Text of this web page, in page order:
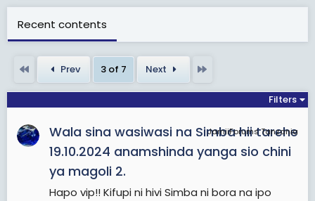
Recent contents
Prev 3 of 7 Next
Filters
JamiiForums Tanzania
Wala sina wasiwasi na Simba hii tarehe
19.10.2024 anamshinda yanga sio chini
ya magoli 2.
Hapo vip!! Kifupi ni hivi Simba ni bora na ipo